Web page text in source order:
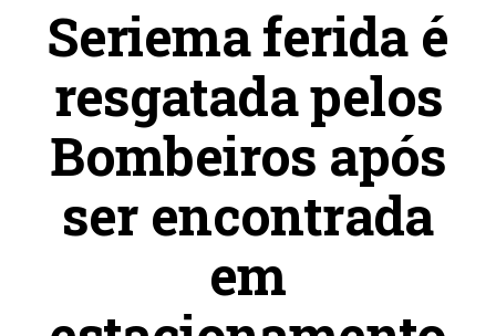
Seriema ferida é
resgatada pelos
Bombeiros após
ser encontrada
em